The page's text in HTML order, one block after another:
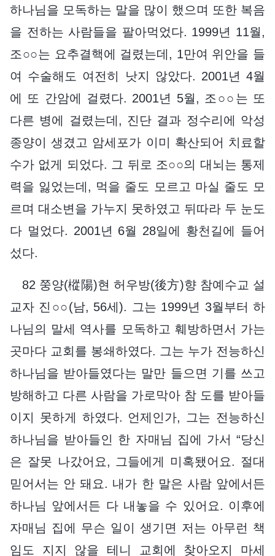
하나님을 모독하는 말을 많이 했으며 또한 복음
을 전하는 사람들을 팔아먹었다. 1999년 11월,
조○○는 요추결핵에 걸렸는데, 1만여 위안을 들
여 수술해도 여전히 낫지 않았다. 2001년 4월
에 또 간암에 걸렸다. 2001년 5월, 조○○는 또
다른 병에 걸렸는데, 진단 결과 정수리에 악성
종양이 생겼고 암세포가 이미 확산되어 치료할
수가 없게 되었다. 그 뒤로 조○○의 대뇌는 통제
력을 잃었는데, 먹을 줄도 모르고 마실 줄도 모
르며 대소변을 가누지 못하였고 뒤따라 두 눈도
다 멀었다. 2001년 6월 28일에 황천길에 들어
섰다.
82 쭝양(樅陽)현 허우방(後方)향 참예수교 설
교자 진○○(남, 56세). 그는 1999년 3월부터 하
나님의 말세 역사를 모독하고 훼방하면서 가는
곳마다 교회를 봉쇄하였다. 그는 누가 전능하신
하나님을 받아들였다는 말만 들으면 기를 쓰고
방해하고 다른 사람을 가로막아 참 도를 받아들
이지 못하게 하였다. 언제인가, 그는 전능하신
하나님을 받아들인 한 자매님 집에 가서 “당신
은 잘못 나갔어요, 그들에게 미혹됐어요. 절대
믿어서는 안 돼요. 내가 한 말은 사람 앞에서든
하나님 앞에서든 다 내놓을 수 있어요. 이후에
자매님 집에 무슨 일이 생기면 저는 아무런 책
임도 지지 않을 테니 교회에 찾아오지 마세